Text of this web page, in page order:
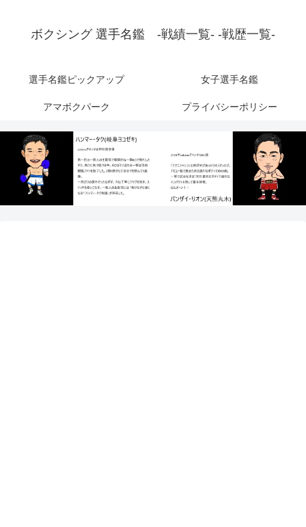
ボクシング 選手名鑑 -戦績一覧- -戦歴一覧-
選手名鑑ピックアップ 女子選手名鑑
アマボクパーク プライバシーポリシー